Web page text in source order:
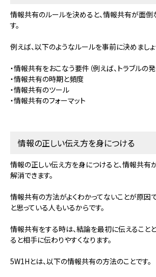
情報共有のルールを決めると、情報共有が面倒
す。
例えば、以下のようなルールを事前に決めましょ
・情報共有をおこなう要件（例えば、トラブルの発
・情報共有の時期と頻度
・情報共有のツール
・情報共有のフォーマット
情報の正しい伝え方を身につける
情報の正しい伝え方を身につけると、情報共有
解消できます。
情報共有の方法がよくわかってないことが原因
と思っている人もいるからです。
情報共有をする時は、結論を最初に伝えることと
ると相手に伝わりやすくなります。
5W1Hとは、以下の情報共有の方法のことです。